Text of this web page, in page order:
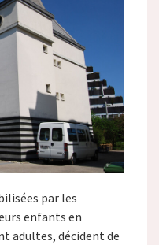
par les
enfants en
adultes, décident de